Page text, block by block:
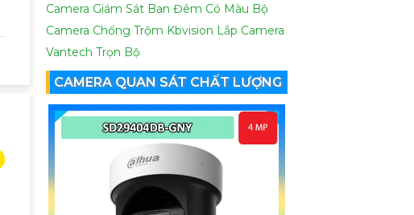
Camera Giám Sát Ban Đêm Có Màu Bộ
Camera Chống Trộm Kbvision Lắp Camera
Vantech Trọn Bộ
CAMERA QUAN SÁT CHẤT LƯỢNG